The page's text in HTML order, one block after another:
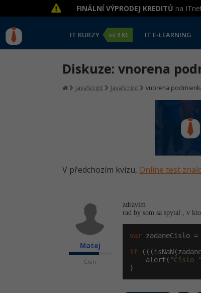
FINÁLNÍ VÝPRODEJ KREDITŮ na
IT KURZY od 0 Kč IT E-LEARNING
Diskuze: vnorena
JavaScript JavaScript vnorena
V předchozím kvízu, Online test
Matej
Člen
zdravím
rad by som sa spytal , v
var zadaneCislo =
if
    alert(
"Číslo "
}